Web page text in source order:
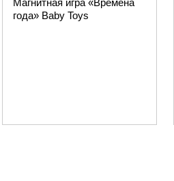
Магнитная игра «Времена
года» Baby Toys